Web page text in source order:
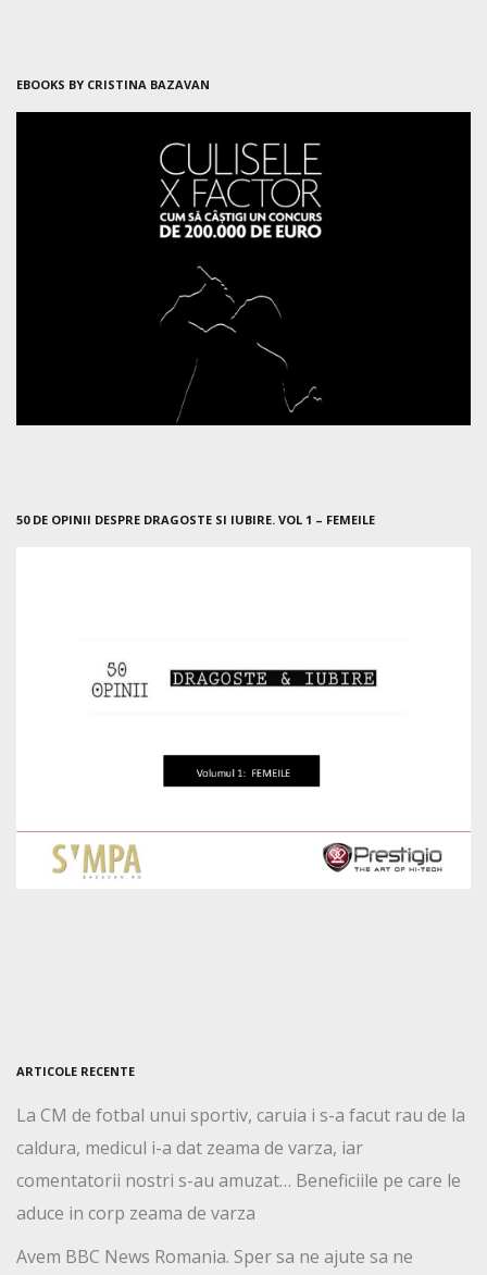
EBOOKS BY CRISTINA BAZAVAN
50 DE OPINII DESPRE DRAGOSTE SI IUBIRE. VOL 1 – FEMEILE
ARTICOLE RECENTE
La CM de fotbal unui sportiv, caruia i s-a facut rau de la
caldura, medicul i-a dat zeama de varza, iar
comentatorii nostri s-au amuzat… Beneficiile pe care le
aduce in corp zeama de varza
Avem BBC News Romania. Sper sa ne ajute sa ne